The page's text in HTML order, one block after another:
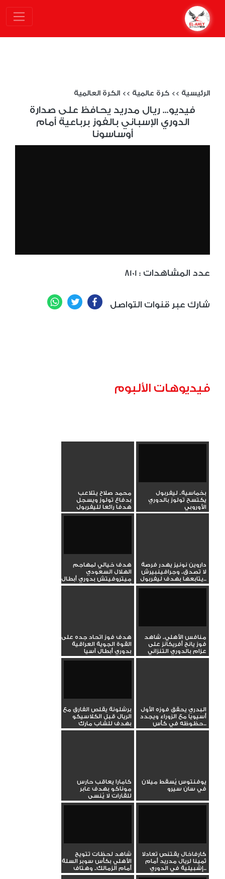
الرئيسية >> كرة عالمية >> الكرة العالمية
فيديو... ريال مدريد يحافظ على صدارة
الدوري الإسباني بالفوز برباعية أمام
أوساسونا
8101 : عدد المشاهدات
شارك عبر قنوات التواصل Facebook
Twitter
فيديوهات الألبوم
بخماسية.. ليفربول
يكتسح تولوز بالدوري
الأوروبي
محمد صلاح يتلاعب
بدفاع تولوز ويسجل
هدفا رائعا لليفربول
بالدوري...
داروين نونيز يهدر فرصة
لا تصدق.. وجرافينبيرش
يتابعها بهدف ليفربول...
هدف خيالي لمهاجم
الهلال السعودي
ميتروفيتش بدوري أبطال
آسيا
منافس الأهلي.. شاهد
فوز يانج أفريكانز على
عزام بالدوري التنزاني
هدف فوز اتحاد جده على
القوة الجوية العراقية
بدوري أبطال آسيا
البدري يحقق فوزه الأول
أسيويا مع الزوراء ويجدد
حظوظه في كأس...
برشلونة يقلص الفارق مع
الريال قبل الكلاسيكو
بهدف للشاب مارك
جويو...
يوفنتوس يُسقط ميلان
في سان سيرو
كامارا يعاقب حارس
موناكو بهدف عابر
للقارات لا يُنسى
كارفاخال يقتنص تعادلا
ثمينا لريال مدريد أمام
إشبيلية في الدوري...
شاهد لحظات تتويج
الأهلي بكأس سوبر السلة
أمام الزمالك.. وهتاف
خاص...